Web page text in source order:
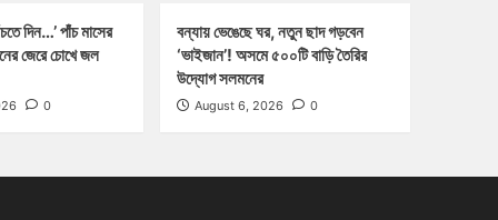
দিন…’ পাঁচ মাসের
জেরে চোখে জল
0
বন্যায় ভেঙেছে ঘর, নতুন ছাদ গড়বেন
‘ভাইজান’! অসমে ৫০০টি বাড়ি তৈরির
উদ্যোগ সলমনের
August 6, 2026 0